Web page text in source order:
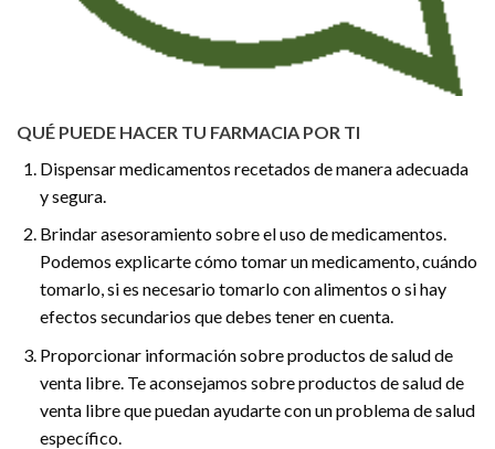
QUÉ PUEDE HACER TU FARMACIA POR TI
Dispensar medicamentos recetados de manera adecuada
y segura.
Brindar asesoramiento sobre el uso de medicamentos.
Podemos explicarte cómo tomar un medicamento, cuándo
tomarlo, si es necesario tomarlo con alimentos o si hay
efectos secundarios que debes tener en cuenta.
Proporcionar información sobre productos de salud de
venta libre. Te aconsejamos sobre productos de salud de
venta libre que puedan ayudarte con un problema de salud
específico.